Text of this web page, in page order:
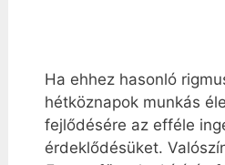
Ha ehhez hasonló
hétköznapok munkás
fejlődésére az efféle
érdeklődésüket.